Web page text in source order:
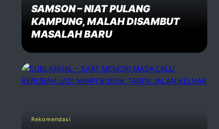
SAMSON – NIAT PULANG
KAMPUNG, MALAH DISAMBUT
MASALAH BARU
Rekomendasi